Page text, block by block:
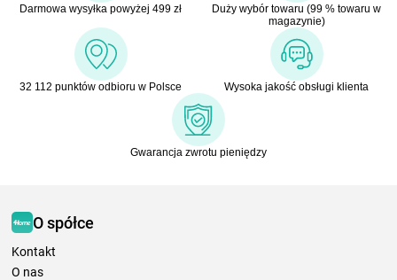
Darmowa wysyłka powyżej 499 zł
Duży wybór towaru (99 % towaru w
magazynie)
32 112 punktów odbioru w Polsce Wysoka jakość obsługi klienta
Gwarancja zwrotu pieniędzy
O spółce
Kontakt
O nas